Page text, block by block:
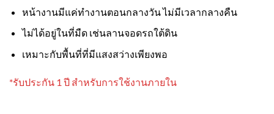
หน้างานมีแค่ทำงานตอนกลางวัน ไม่มีเวลากลางคืน
ไม่ได้อยู่ในที่มืด เช่นลานจอดรถใต้ดิน
เหมาะกับพื้นที่ที่มีแสงสว่างเพียงพอ
*รับประกัน 1 ปี สำหรับการใช้งานภายใน